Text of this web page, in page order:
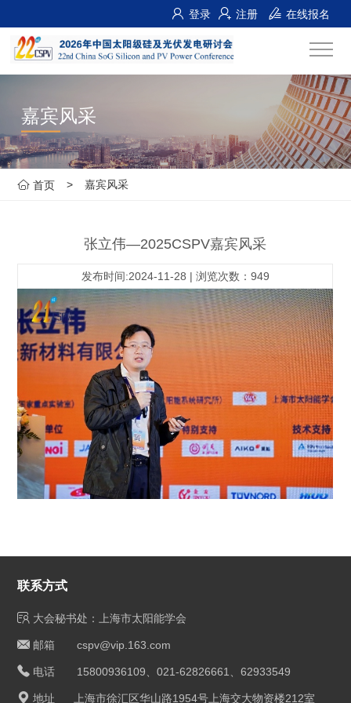
登录 注册 在线报名
嘉宾风采
首页 > 嘉宾风采
张立伟—2025CSPV嘉宾风采
发布时间:2024-11-28 | 浏览次数：949
联系方式
大会秘书处：上海市太阳能学会
邮箱 cspv@vip.163.com
电话 15800936109、021-62826661、62933549
地址 上海市徐汇区华山路1954号上海交大物资楼212室